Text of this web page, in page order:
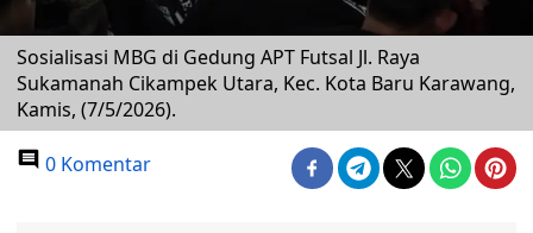
Sosialisasi MBG di Gedung APT Futsal Jl. Raya
Sukamanah Cikampek Utara, Kec. Kota Baru Karawang,
Kamis, (7/5/2026).
0 Komentar